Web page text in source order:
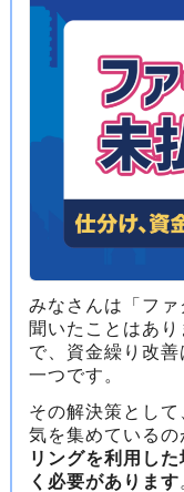
みなさんは「フ
聞いたことはあ
で、資金繰り改
一つです。
その解決策とし
気を集めているの
リングを利用し
く必要があります